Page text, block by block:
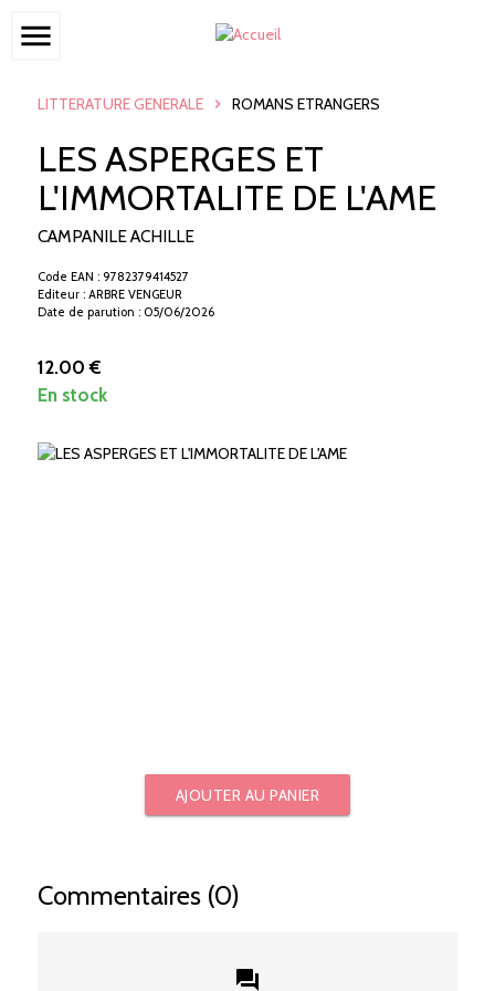
menu
LITTERATURE GENERALE ROMANS ETRANGERS
LES ASPERGES ET
L'IMMORTALITE DE L'AME
CAMPANILE ACHILLE
Code EAN : 9782379414527
Editeur : ARBRE VENGEUR
Date de parution : 05/06/2026
12.00 €
En stock
AJOUTER AU PANIER
Commentaires (0)
forum